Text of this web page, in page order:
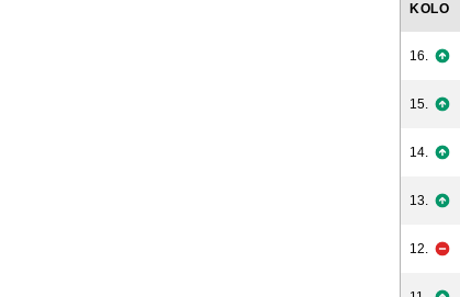
KOLO
16.
15.
14.
13.
12.